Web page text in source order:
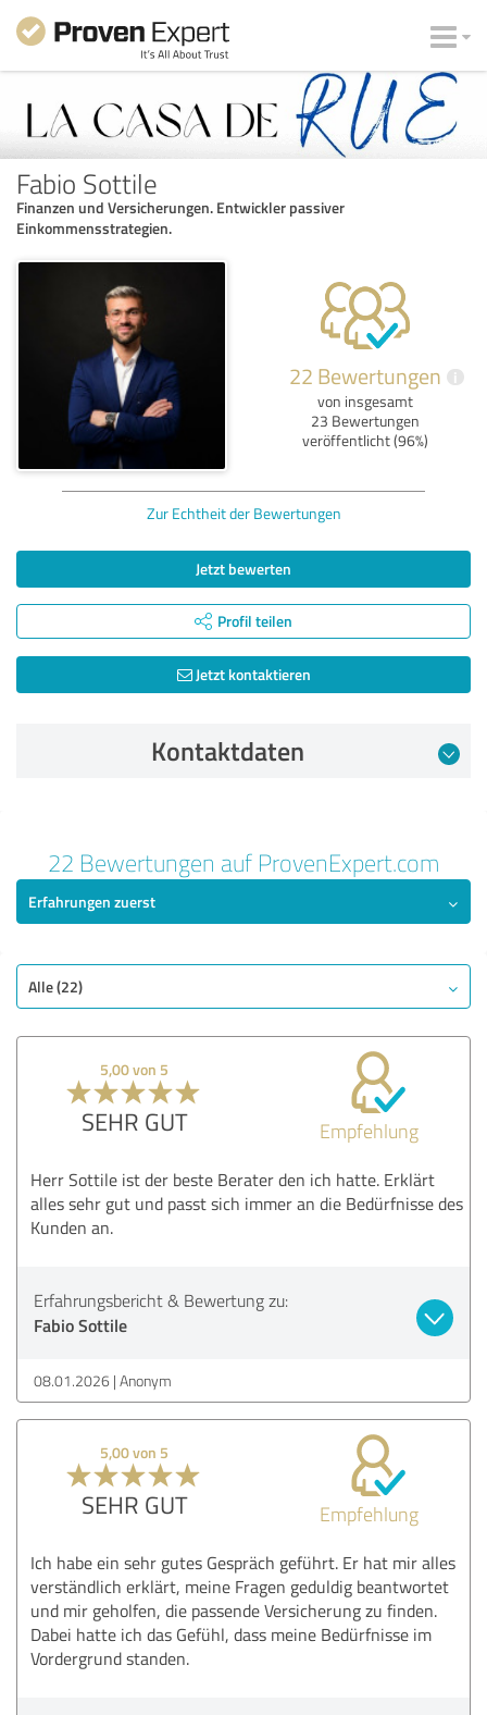
Fabio Sottile
Finanzen und Versicherungen. Entwickler passiver
Einkommensstrategien.
22 Bewertungen i
von insgesamt
23 Bewertungen
veröffentlicht (96%)
Zur Echtheit der Bewertungen
Jetzt bewerten
Profil teilen
Jetzt kontaktieren
Kontaktdaten
5,00 von 5
Qualität
Nutzen
Umsetzung
22 Bewertungen auf ProvenExpert.com
Erfahrungen zuerst
Alle (22)
5,00 von 5
SEHR GUT Empfehlung
Herr Sottile ist der beste Berater den ich hatte. Erklärt
alles sehr gut und passt sich immer an die Bedürfnisse des
Kunden an.
Erfahrungsbericht & Bewertung zu:
Fabio Sottile
08.01.2026 Anonym
5,00 von 5
SEHR GUT Empfehlung
Ich habe ein sehr gutes Gespräch geführt. Er hat mir alles
verständlich erklärt, meine Fragen geduldig beantwortet
und mir geholfen, die passende Versicherung zu finden.
Dabei hatte ich das Gefühl, dass meine Bedürfnisse im
Vordergrund standen.